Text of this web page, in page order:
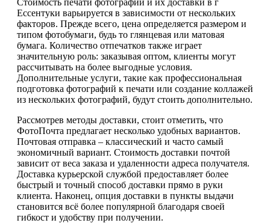
Ессентуки варьируется в зависимости от нескольких
факторов. Прежде всего, цена определяется размером и
типом фотобумаги, будь то глянцевая или матовая
бумага. Количество отпечатков также играет
значительную роль: заказывая оптом, клиенты могут
рассчитывать на более выгодные условия.
Дополнительные услуги, такие как профессиональная
подготовка фотографий к печати или создание коллажей
из нескольких фотографий, будут стоить дополнительно.
Рассмотрев методы доставки, стоит отметить, что
ФотоПочта предлагает несколько удобных вариантов.
Почтовая отправка – классический и часто самый
экономичный вариант. Стоимость доставки почтой
зависит от веса заказа и удаленности адреса получателя.
Доставка курьерской службой предоставляет более
быстрый и точный способ доставки прямо в руки
клиента. Наконец, опция доставки в пункты выдачи
становится всё более популярной благодаря своей
гибкост и удобству при получении.